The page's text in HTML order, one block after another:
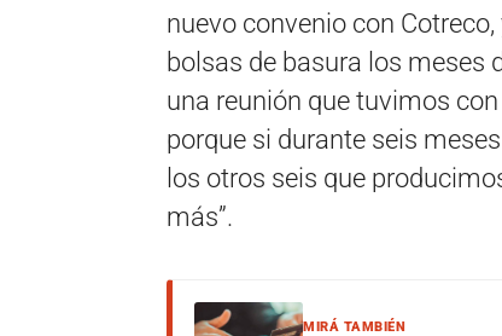
nuevo convenio con
bolsas de basura los meses
una reunión que tuvimos
porque si durante seis
los otros seis que
más”.
MIRÁ TAMBIÉN